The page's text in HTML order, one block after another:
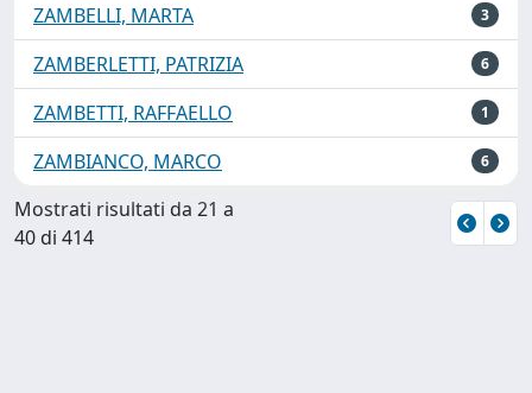
ZAMBELLI, MARTA 3
ZAMBERLETTI, PATRIZIA 6
ZAMBETTI, RAFFAELLO 1
ZAMBIANCO, MARCO 6
Mostrati risultati da 21 a
40 di 414